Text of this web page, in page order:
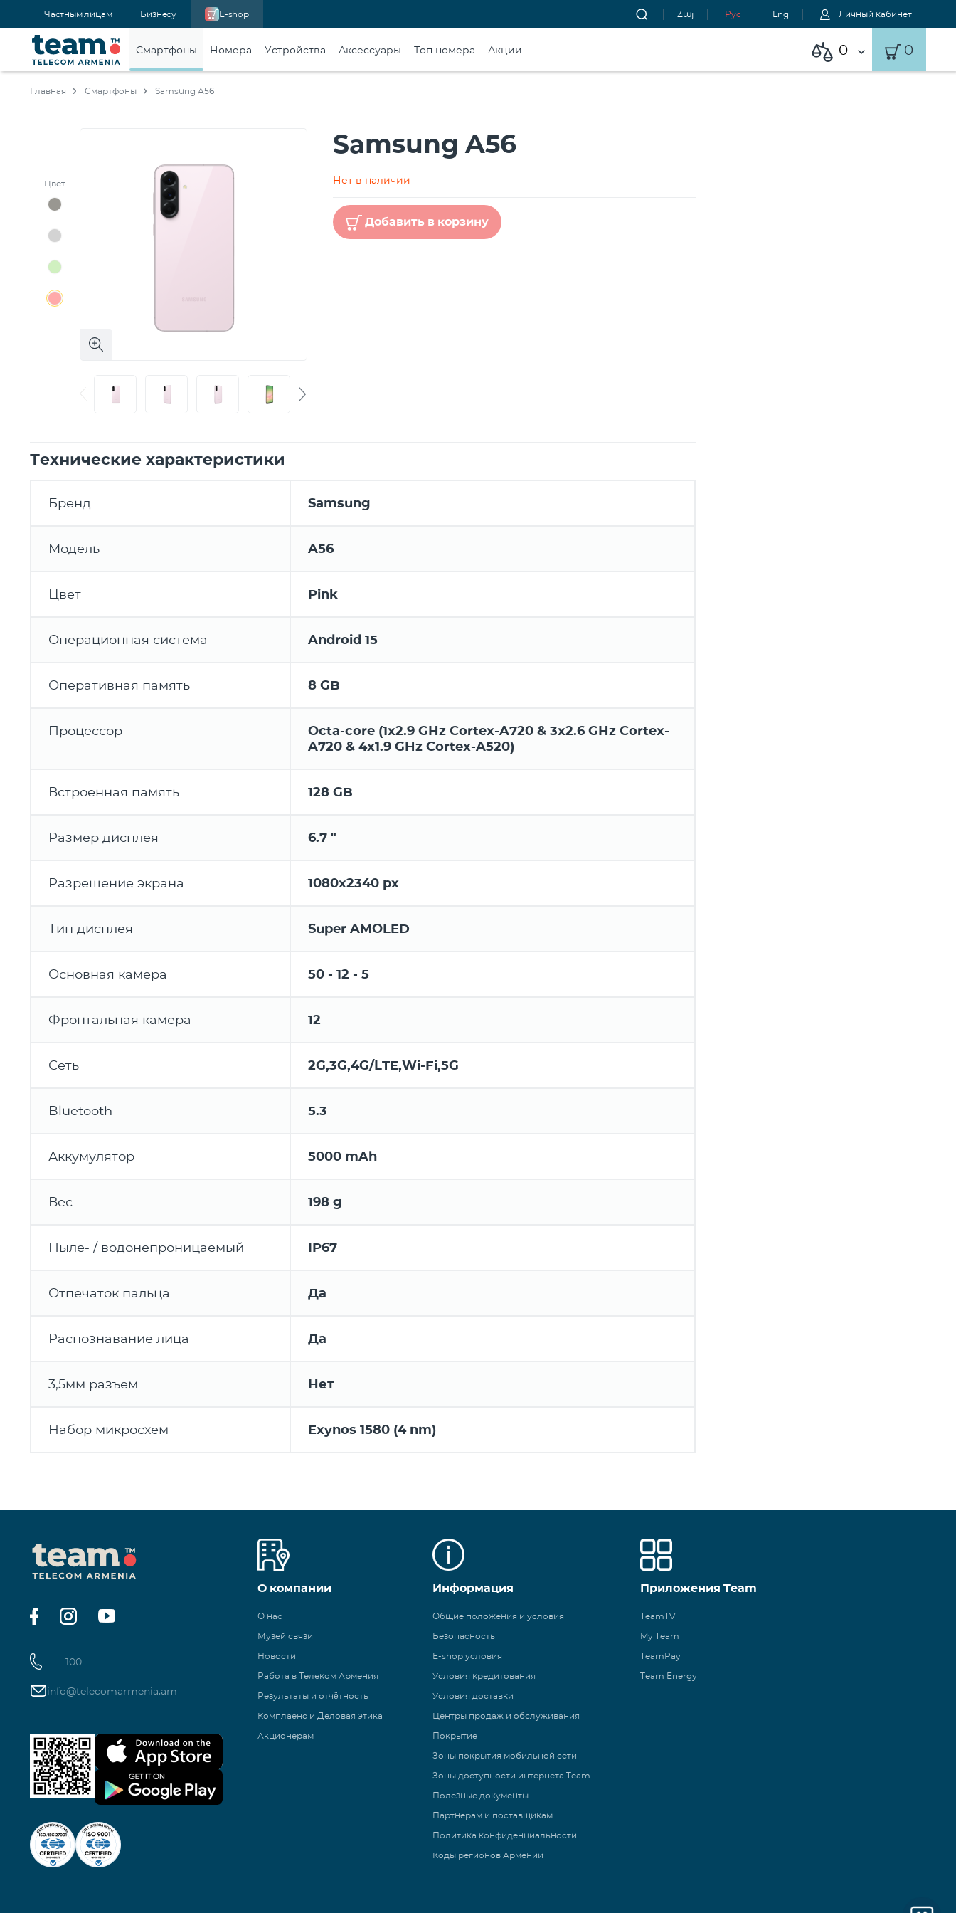
Частным лицам Бизнесу E-shop Հայ Рус Eng Личный кабинет
Смартфоны Номера Устройства Аксессуары Топ номера Акции 0 0
Главная Смартфоны Samsung A56
Цвет
Samsung A56
Нет в наличии
Добавить в корзину
Технические характеристики
Бренд Samsung
Модель A56
Цвет Pink
Операционная система Android 15
Оперативная память 8 GB
Процессор
Octa-core (1x2.9 GHz Cortex-A720 & 3x2.6 GHz Cortex-
A720 & 4x1.9 GHz Cortex-A520)
Встроенная память 128 GB
Размер дисплея 6.7 "
Разрешение экрана 1080x2340 px
Тип дисплея Super AMOLED
Основная камера 50 - 12 - 5
Фронтальная камера 12
Сеть 2G,3G,4G/LTE,Wi-Fi,5G
Bluetooth 5.3
Аккумулятор 5000 mAh
Вес 198 g
Пыле- / водонепроницаемый IP67
Отпечаток пальца Да
Распознавание лица Да
3,5мм разъем Нет
Набор микросхем Exynos 1580 (4 nm)
100
info@telecomarmenia.am
О компании
О нас
Музей связи
Новости
Работа в Телеком Армения
Результаты и отчётность
Комплаенс и Деловая этика
Акционерам
Информация
Общие положения и условия
Безопасность
E-shop условия
Условия кредитования
Условия доставки
Центры продаж и обслуживания
Покрытие
Зоны покрытия мобильной сети
Зоны доступности интернета Team
Полезные документы
Партнерам и поставщикам
Политика конфиденциальности
Коды регионов Армении
Приложения Team
TeamTV
My Team
TeamPay
Team Energy